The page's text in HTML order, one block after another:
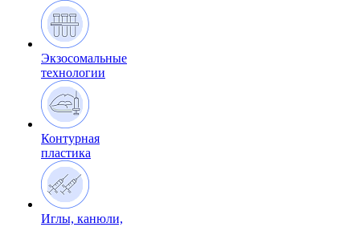
Экзосомальные
технологии
Контурная
пластика
Иглы, канюли,